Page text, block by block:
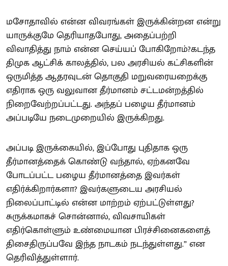
மசோதாவில் என்ன விவரங்கள் இருக்கின்றன என்று
யாருக்குமே தெரியாதபோது, அதைப்பற்றி
விவாதித்து நாம் என்ன செய்யப் போகிறோம்?கடந்த
திமுக ஆட்சிக் காலத்தில், பல அரசியல் கட்சிகளின்
ஒருமித்த ஆதரவுடன் தொகுதி மறுவரையறைக்கு
எதிராக ஒரு வலுவான தீர்மானம் சட்டமன்றத்தில்
நிறைவேற்றப்பட்டது. அந்தப் பழைய தீர்மானம்
அப்படியே நடைமுறையில் இருக்கிறது.
அப்படி இருக்கையில், இப்போது புதிதாக ஒரு
தீர்மானத்தைக் கொண்டு வந்தால், ஏற்கனவே
போடப்பட்ட பழைய தீர்மானத்தை இவர்கள்
எதிர்க்கிறார்களா? இவர்களுடைய அரசியல்
நிலைப்பாட்டில் என்ன மாற்றம் ஏற்பட்டுள்ளது?
சுருக்கமாகச் சொன்னால், விவசாயிகள்
எதிர்கொள்ளும் உண்மையான பிரச்சினைகளைத்
திசைதிருப்பவே இந்த நாடகம் நடந்துள்ளது.” என
தெரிவித்துள்ளார்.